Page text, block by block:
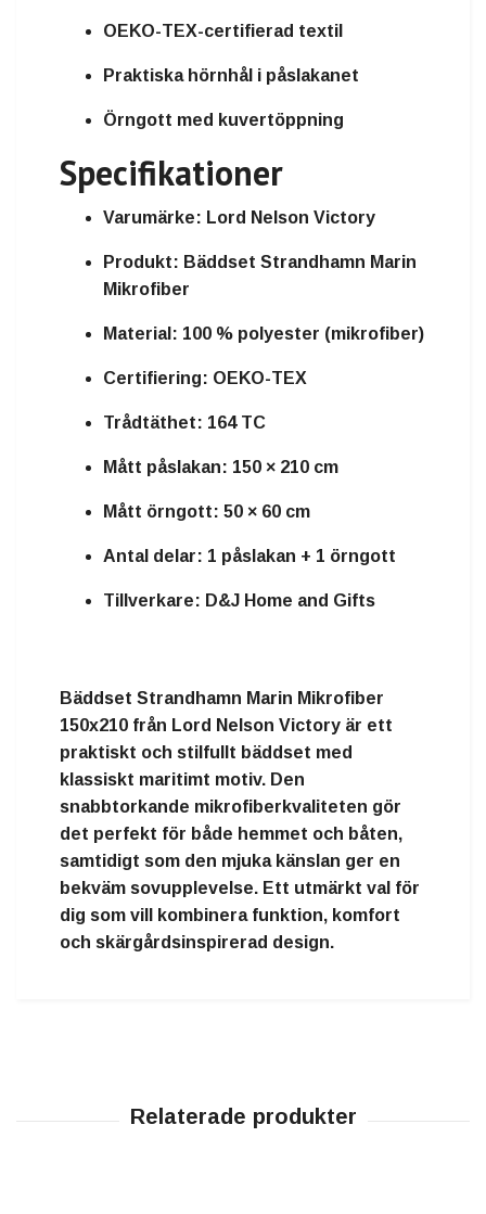
OEKO-TEX-certifierad textil
Praktiska hörnhål i påslakanet
Örngott med kuvertöppning
Specifikationer
Varumärke: Lord Nelson Victory
Produkt: Bäddset Strandhamn Marin
Mikrofiber
Material: 100 % polyester (mikrofiber)
Certifiering: OEKO-TEX
Trådtäthet: 164 TC
Mått påslakan: 150 × 210 cm
Mått örngott: 50 × 60 cm
Antal delar: 1 påslakan + 1 örngott
Tillverkare: D&J Home and Gifts
Bäddset Strandhamn Marin Mikrofiber
150x210 från Lord Nelson Victory är ett
praktiskt och stilfullt bäddset med
klassiskt maritimt motiv. Den
snabbtorkande mikrofiberkvaliteten gör
det perfekt för både hemmet och båten,
samtidigt som den mjuka känslan ger en
bekväm sovupplevelse. Ett utmärkt val för
dig som vill kombinera funktion, komfort
och skärgårdsinspirerad design.